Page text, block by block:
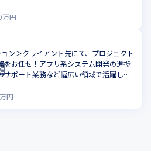
万円
ン＞クライアント先にて、プロジェクト
をお任せ！アプリ系システム開発の進捗
サポート業務など幅広い領域で活躍しま
万円